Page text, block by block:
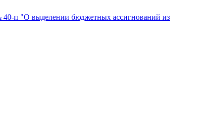
40-п "О выделении бюджетных ассигнований из